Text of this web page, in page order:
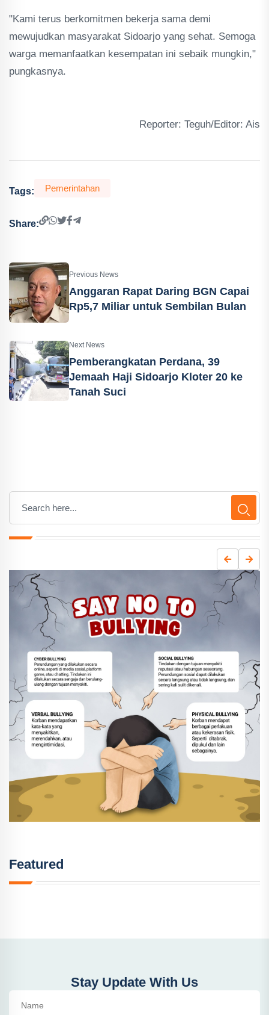
"Kami terus berkomitmen bekerja sama demi
mewujudkan masyarakat Sidoarjo yang sehat. Semoga
warga memanfaatkan kesempatan ini sebaik mungkin,"
pungkasnya.
Reporter: Teguh/Editor: Ais
Tags: Pemerintahan
Share:
Previous News
Anggaran Rapat Daring BGN Capai
Rp5,7 Miliar untuk Sembilan Bulan
Next News
Pemberangkatan Perdana, 39
Jemaah Haji Sidoarjo Kloter 20 ke
Tanah Suci
Featured
Stay Update With Us